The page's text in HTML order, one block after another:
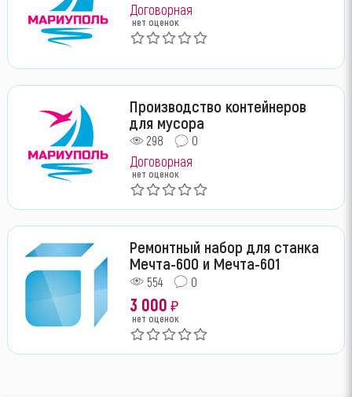
Договорная
нет оценок
Производство контейнеров
для мусора
298 0
Договорная
нет оценок
Ремонтный набор для станка
Мечта-600 и Мечта-601
554 0
3 000 ₽
нет оценок